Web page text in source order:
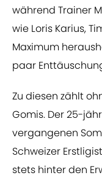
während Trainer
wie Loris Karius,
Maximum
paar
Zu diesen zählt
Gomis. Der 25-
vergangenen
Schweizer
stets hinter den